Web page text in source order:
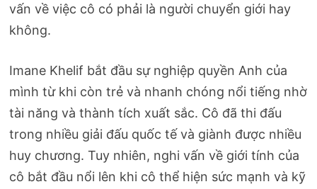
vấn về việc cô có phải là người chuyển giới hay
không.
Imane Khelif bắt đầu sự nghiệp quyền Anh của
mình từ khi còn trẻ và nhanh chóng nổi tiếng nhờ
tài năng và thành tích xuất sắc. Cô đã thi đấu
trong nhiều giải đấu quốc tế và giành được nhiều
huy chương. Tuy nhiên, nghi vấn về giới tính của
cô bắt đầu nổi lên khi cô thể hiện sức mạnh và kỹ